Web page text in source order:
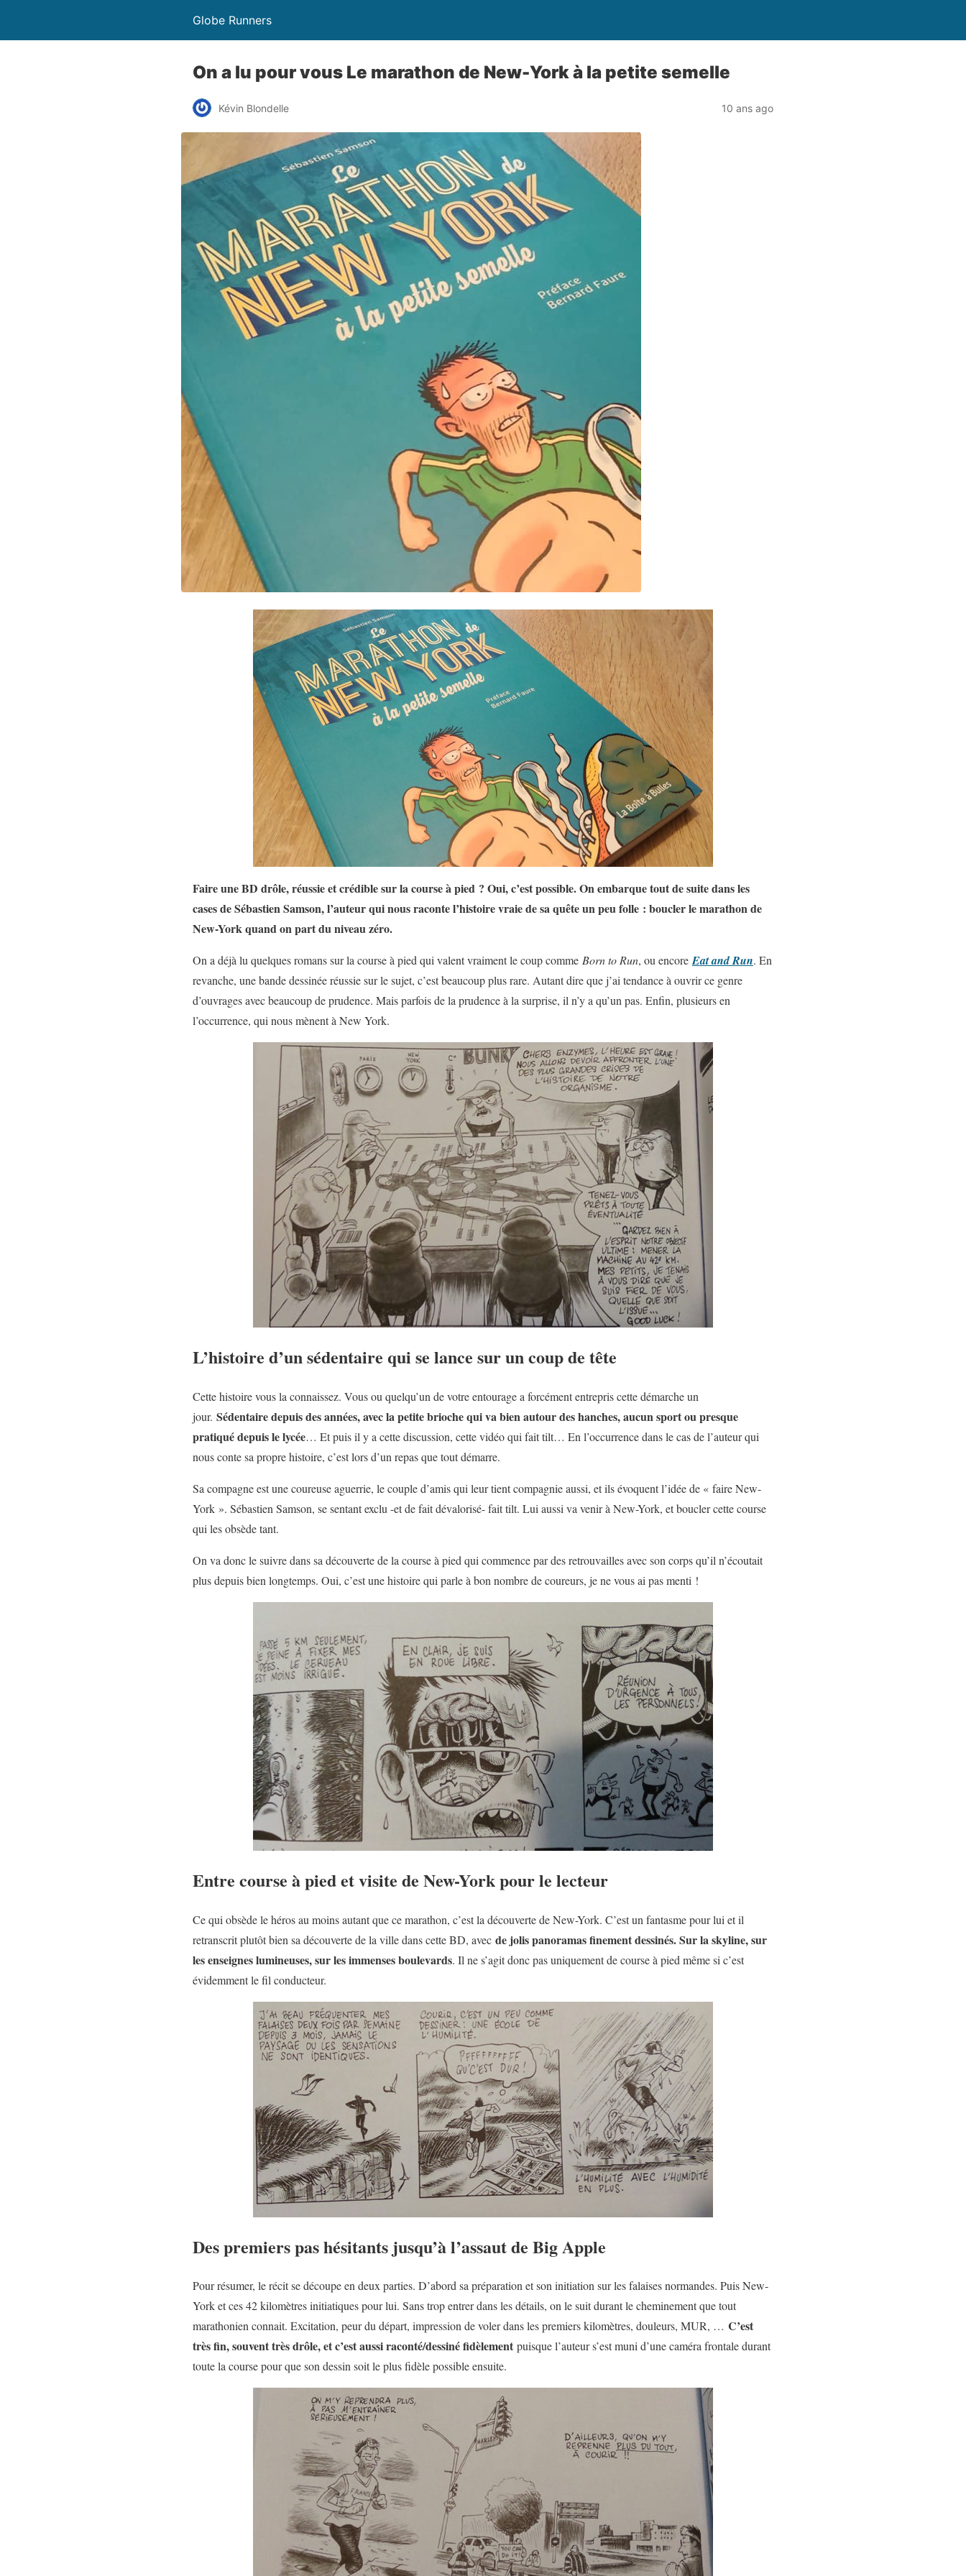
Globe Runners
On a lu pour vous Le marathon de New-York à la petite semelle
Kévin Blondelle 10 ans ago
Faire une BD drôle, réussie et crédible sur la course à pied ? Oui, c’est possible. On embarque tout de suite dans les
cases de Sébastien Samson, l’auteur qui nous raconte l’histoire vraie de sa quête un peu folle : boucler le marathon de
New-York quand on part du niveau zéro.
On a déjà lu quelques romans sur la course à pied qui valent vraiment le coup comme Born to Run, ou encore Eat and Run. En
revanche, une bande dessinée réussie sur le sujet, c’est beaucoup plus rare. Autant dire que j’ai tendance à ouvrir ce genre
d’ouvrages avec beaucoup de prudence. Mais parfois de la prudence à la surprise, il n’y a qu’un pas. Enfin, plusieurs en
l’occurrence, qui nous mènent à New York.
L’histoire d’un sédentaire qui se lance sur un coup de tête
Cette histoire vous la connaissez. Vous ou quelqu’un de votre entourage a forcément entrepris cette démarche un
jour. Sédentaire depuis des années, avec la petite brioche qui va bien autour des hanches, aucun sport ou presque
pratiqué depuis le lycée… Et puis il y a cette discussion, cette vidéo qui fait tilt… En l’occurrence dans le cas de l’auteur qui
nous conte sa propre histoire, c’est lors d’un repas que tout démarre.
Sa compagne est une coureuse aguerrie, le couple d’amis qui leur tient compagnie aussi, et ils évoquent l’idée de « faire New-
York ». Sébastien Samson, se sentant exclu -et de fait dévalorisé- fait tilt. Lui aussi va venir à New-York, et boucler cette course
qui les obsède tant.
On va donc le suivre dans sa découverte de la course à pied qui commence par des retrouvailles avec son corps qu’il n’écoutait
plus depuis bien longtemps. Oui, c’est une histoire qui parle à bon nombre de coureurs, je ne vous ai pas menti !
Entre course à pied et visite de New-York pour le lecteur
Ce qui obsède le héros au moins autant que ce marathon, c’est la découverte de New-York. C’est un fantasme pour lui et il
retranscrit plutôt bien sa découverte de la ville dans cette BD, avec de jolis panoramas finement dessinés. Sur la skyline, sur
les enseignes lumineuses, sur les immenses boulevards. Il ne s’agit donc pas uniquement de course à pied même si c’est
évidemment le fil conducteur.
Des premiers pas hésitants jusqu’à l’assaut de Big Apple
Pour résumer, le récit se découpe en deux parties. D’abord sa préparation et son initiation sur les falaises normandes. Puis New-
York et ces 42 kilomètres initiatiques pour lui. Sans trop entrer dans les détails, on le suit durant le cheminement que tout
marathonien connait. Excitation, peur du départ, impression de voler dans les premiers kilomètres, douleurs, MUR, … C’est
très fin, souvent très drôle, et c’est aussi raconté/dessiné fidèlement puisque l’auteur s’est muni d’une caméra frontale durant
toute la course pour que son dessin soit le plus fidèle possible ensuite.